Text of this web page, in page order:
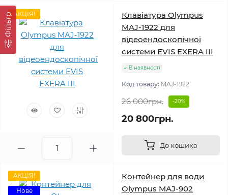
ФільтрАКЦІЯ!
Клавіатура Olympus
MAJ-1922 для
відеоендоскопічної
системи EVIS EXERA III
В наявності
Код товару: MAJ-1922
26 000грн. -20%
20 800грн.
До кошика
АКЦІЯ!
Нове
Контейнер для води
Olympus MAJ-902